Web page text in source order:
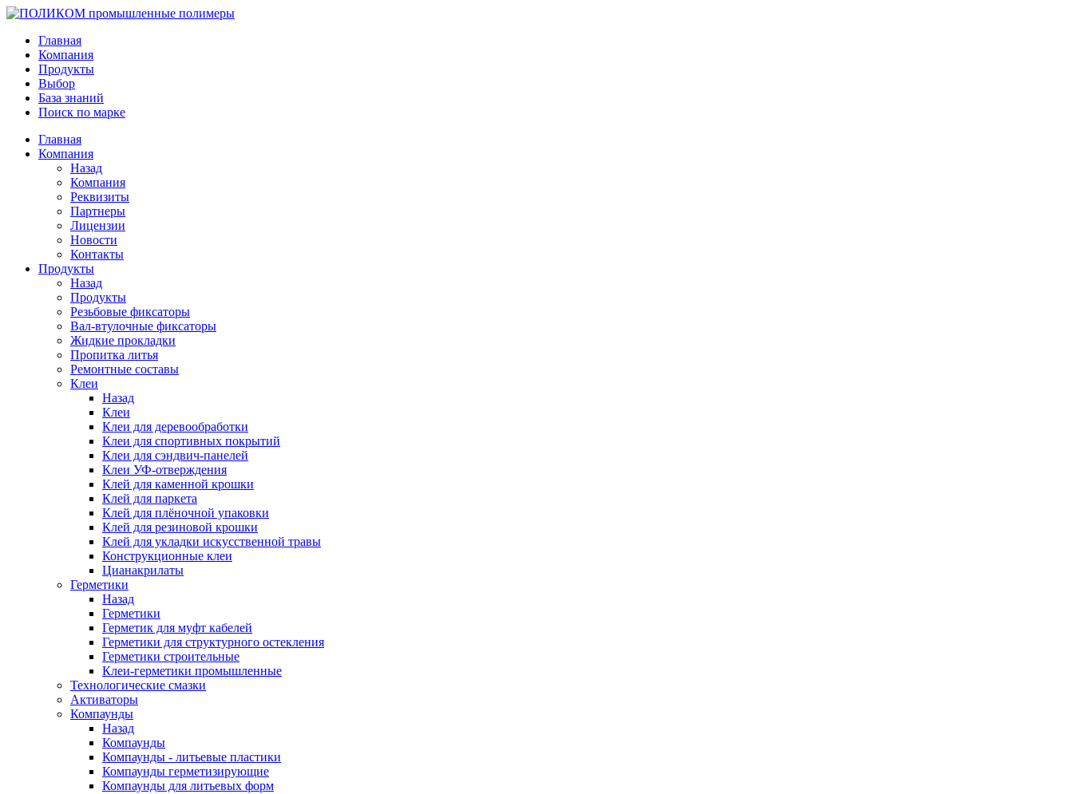
Главная
Компания
Продукты
Выбор
База знаний
Поиск по марке
Главная
Компания
Назад
Компания
Реквизиты
Партнеры
Лицензии
Новости
Контакты
Продукты
Назад
Продукты
Резьбовые фиксаторы
Вал-втулочные фиксаторы
Жидкие прокладки
Пропитка литья
Ремонтные составы
Клеи
Назад
Клеи
Клеи для деревообработки
Клеи для спортивных покрытий
Клеи для сэндвич-панелей
Клеи УФ-отверждения
Клей для каменной крошки
Клей для паркета
Клей для плёночной упаковки
Клей для резиновой крошки
Клей для укладки искусственной травы
Конструкционные клеи
Цианакрилаты
Герметики
Назад
Герметики
Герметик для муфт кабелей
Герметики для структурного остекления
Герметики строительные
Клеи-герметики промышленные
Технологические смазки
Активаторы
Компаунды
Назад
Компаунды
Компаунды - литьевые пластики
Компаунды герметизирующие
Компаунды для литьевых форм